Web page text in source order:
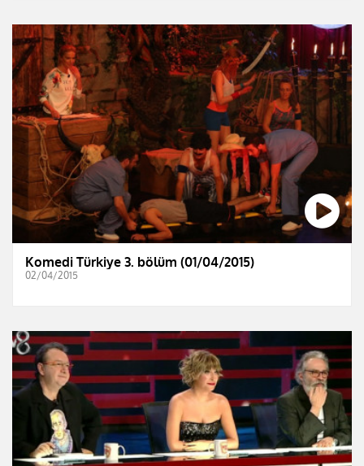
Komedi Türkiye 3. bölüm (01/04/2015)
02/04/2015